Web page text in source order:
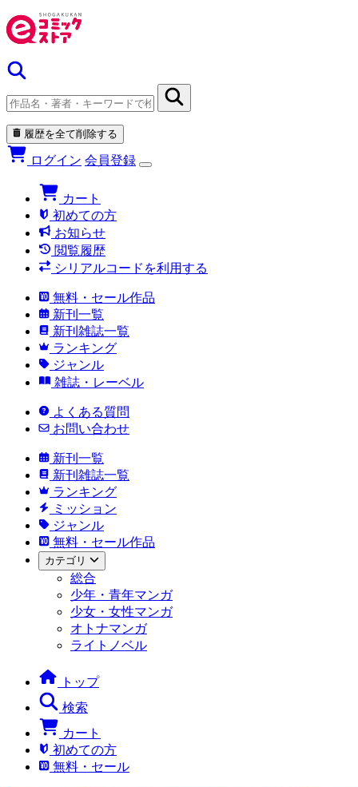
履歴を全て削除する
ログイン 会員登録
カート
初めての方
お知らせ
閲覧履歴
シリアルコードを利用する
無料・セール作品
新刊一覧
新刊雑誌一覧
ランキング
ジャンル
雑誌・レーベル
よくある質問
お問い合わせ
新刊一覧
新刊雑誌一覧
ランキング
ミッション
ジャンル
無料・セール作品
カテゴリ
総合
少年・青年マンガ
少女・女性マンガ
オトナマンガ
ライトノベル
トップ
検索
カート
初めての方
無料・セール